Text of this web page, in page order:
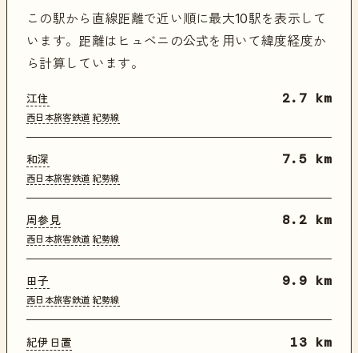
この駅から直線距離で近い順に最大10駅を表示して
います。距離はヒュベニの公式を用いて緯度経度か
ら計算しています。
江住
西日本旅客鉄道 紀勢線
2.7 km
和深
西日本旅客鉄道 紀勢線
7.5 km
周参見
西日本旅客鉄道 紀勢線
8.2 km
田子
西日本旅客鉄道 紀勢線
9.9 km
紀伊日置 13 km